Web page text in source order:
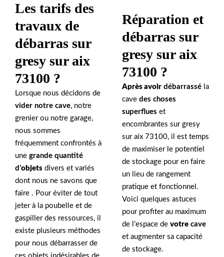
Les tarifs des
travaux de
débarras sur
gresy sur aix
73100 ?
Lorsque nous décidons de
vider notre cave, notre
grenier ou notre garage,
nous sommes
fréquemment confrontés à
une grande quantité
d’objets divers et variés
dont nous ne savons que
faire . Pour éviter de tout
jeter à la poubelle et de
gaspiller des ressources, il
existe plusieurs méthodes
pour nous débarrasser de
Réparation et
débarras sur
gresy sur aix
73100 ?
Après avoir débarrassé la
cave des choses
superflues et
encombrantes sur gresy
sur aix 73100, il est temps
de maximiser le potentiel
de stockage pour en faire
un lieu de rangement
pratique et fonctionnel.
Voici quelques astuces
pour profiter au maximum
de l’espace de votre cave
et augmenter sa capacité
de stockage.